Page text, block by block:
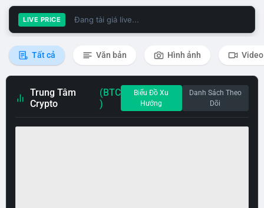
LIVE PRICE Đang tải giá live...
Tất cả Văn bản Hình ảnh Video
Trung Tâm
Crypto
(BTC
)
Biểu Đồ Xu
Hướng
Danh Sách Theo
Dõi